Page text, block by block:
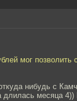
мог позволить
нибудь с
месяца